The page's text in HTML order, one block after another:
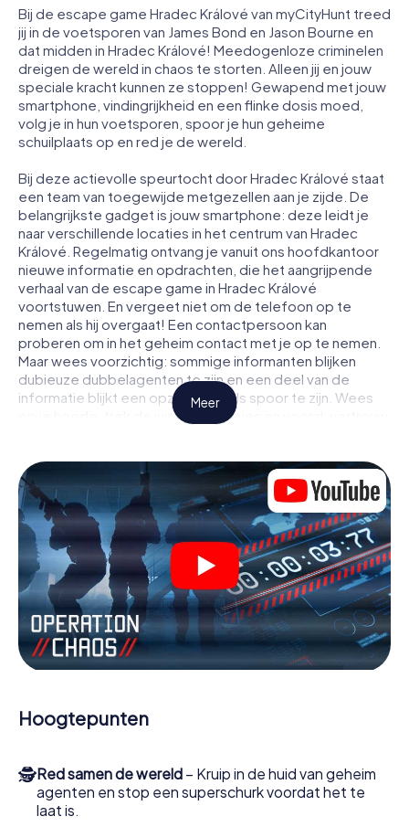
Bij de escape game Hradec Králové van myCityHunt treed
jij in de voetsporen van James Bond en Jason Bourne en
dat midden in Hradec Králové! Meedogenloze criminelen
dreigen de wereld in chaos te storten. Alleen jij en jouw
speciale kracht kunnen ze stoppen! Gewapend met jouw
smartphone, vindingrijkheid en een flinke dosis moed,
volg je in hun voetsporen, spoor je hun geheime
schuilplaats op en red je de wereld.
Bij deze actievolle speurtocht door Hradec Králové staat
een team van toegewijde metgezellen aan je zijde. De
belangrijkste gadget is jouw smartphone: deze leidt je
naar verschillende locaties in het centrum van Hradec
Králové. Regelmatig ontvang je vanuit ons hoofdkantoor
nieuwe informatie en opdrachten, die het aangrijpende
verhaal van de escape game in Hradec Králové
voortstuwen. En vergeet niet om de telefoon op te
nemen als hij overgaat! Een contactpersoon kan
proberen om in het geheim contact met je op te nemen.
Maar wees voorzichtig: sommige informanten blijken
dubieuze dubbelagenten te zijn en een deel van de
informatie blijkt een opzettelijk vals spoor te zijn. Wees
op je hoede, trek de juiste conclusies en vooral: vertrouw
Anders dan in een klassieke escaperoom in Hradec
Králové zit je niet opgesloten in een kamer waaruit je
jezelf binnen een bepaald tijdvenster moet bevrijden.
Met deze speurtocht met een smartphone wordt heel
Hradec Králové jouw speelveld! De technische
voorwaarden voor jouw avontuur in Hradec Králové zijn
een smartphone en toegang tot het mobiel internet. Met
één klik krijg jij toegang tot onze app. Je hoeft niets te
installeren om door interactieve video's, lastige
minigames of andere functies in de actie te worden
getrokken.
spionnen en lok de handlangers van de schurk naar je toe.
In deze escape game Hradec Králové moeten jij en jouw
echter niet verborgen blijven achter de sluier van
geheimhouding rond de geheime dienst: jij vereeuwigt
jezelf en jouw team in de hoogste score van Hradec
Meer
Hoogtepunten
🕵Red samen de wereld – Kruip in de huid van geheim
agenten en stop een superschurk voordat het te
laat is.